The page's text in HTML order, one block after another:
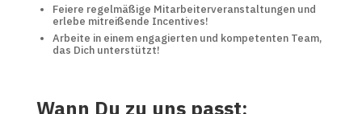
Feiere regelmäßige Mitarbeiterveranstaltungen und
erlebe mitreißende Incentives!
Arbeite in einem engagierten und kompetenten Team,
das Dich unterstützt!
Wann Du zu uns passt: